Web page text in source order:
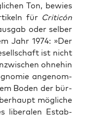
Ton, bewies
für Cri­ticón
oder sel­ber
Jahr 1974: »Der
ist nicht
ohne­hin
ange­nom­
Boden der bür­
mög­li­che
libe­ra­len Estab­